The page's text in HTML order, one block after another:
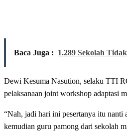
Baca Juga : 1.289 Sekolah
Dewi Kesuma Nasution, selaku TTI
pelaksanaan joint workshop adaptasi
“Nah, jadi hari ini pesertanya itu nanti
kemudian guru pamong dari sekolah